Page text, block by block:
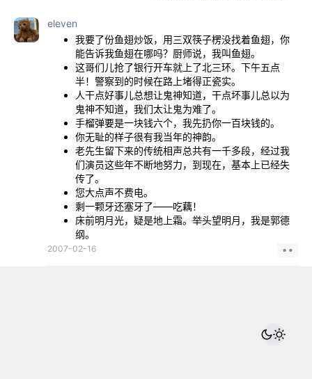
eleven
我要了份鱼翅炒饭，用三双筷子楞没找着鱼翅，你
能告诉我鱼翅在哪吗？厨师说，我叫鱼翅。
这哥们儿抢了银行开车就上了北三环。下午五点
半！警察到的时候在路上堵得正瓷实。
人干点好事儿总想让鬼神知道，干点坏事儿总以为
鬼神不知道，我们太让鬼为难了。
手榴弹要是一块钱六个，我先扔你一百块钱的。
你无耻的样子很有我当年的神韵。
老先生留下来的传统相声总共有一千多段，经过我
们演员这些年不断地努力，到现在，基本上已经失
传了。
您大点声不费电。
剩一颗牙还塞牙了——吃藕！
床前明月光，疑是地上霜。举头望明月，我是郭德
纲。
2007-02-16